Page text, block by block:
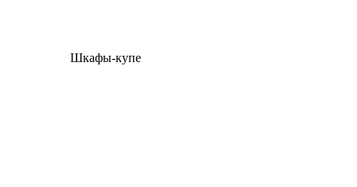
Шкафы-купе